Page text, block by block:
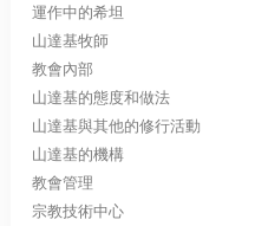
運作中的希坦
山達基牧師
教會內部
山達基的態度和做法
山達基與其他的修行活動
山達基的機構
教會管理
宗教技術中心